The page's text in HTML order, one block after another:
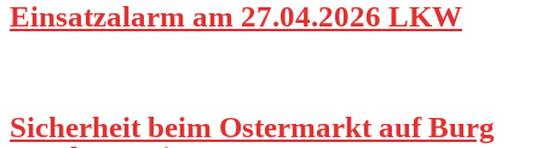
Einsatzalarm am 27.04.2026 LKW
Sicherheit beim Ostermarkt auf Burg